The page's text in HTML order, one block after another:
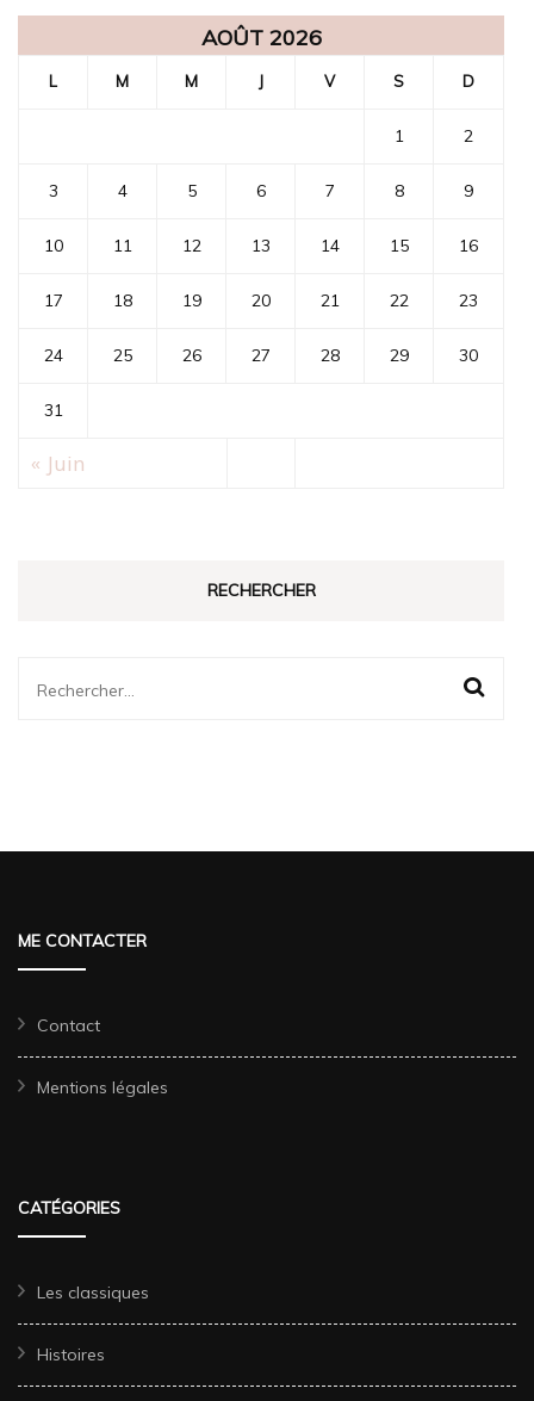
AOÛT 2026
L M M J V S D
1 2
3 4 5 6 7 8 9
10 11 12 13 14 15 16
17 18 19 20 21 22 23
24 25 26 27 28 29 30
31
« Juin
RECHERCHER
Rechercher :
ME CONTACTER
Contact
Mentions légales
CATÉGORIES
Les classiques
Histoires